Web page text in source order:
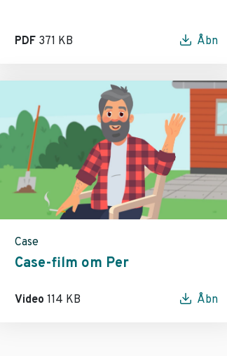
PDF 371 KB Åbn
Case
Case-film om Per
Video 114 KB Åbn